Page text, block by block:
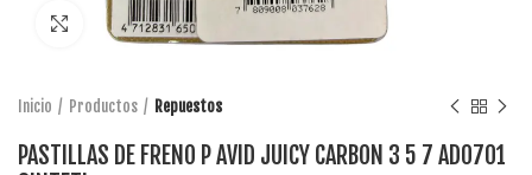
Click to enlarge
Inicio Productos Repuestos
PASTILLAS DE FRENO P AVID JUICY CARBON 3 5 7 AD0701